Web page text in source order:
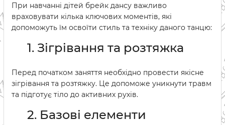
При навчанні дітей брейк дансу важливо
враховувати кілька ключових моментів, які
допоможуть їм освоїти стиль та техніку даного танцю:
1. Зігрівання та розтяжка
Перед початком заняття необхідно провести якісне
зігрівання та розтяжку. Це допоможе уникнути травм
та підготує тіло до активних рухів.
2. Базові елементи